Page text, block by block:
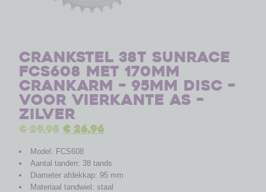
Crankstel 38T SunRace
FCS608 met 170mm
crankarm – 95mm disc –
voor vierkante as –
zilver
€29,95 €26,96
Model: FCS608
Aantal tanden: 38 tands
Diameter afdekkap: 95 mm
Materiaal tandwiel: staal